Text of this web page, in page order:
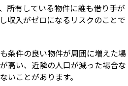
所有している物件に誰も借り手が
収入がゼロになるリスクのことで
条件の良い物件が周囲に増えた場
高い、近隣の人口が減った場合な
いことがあります。